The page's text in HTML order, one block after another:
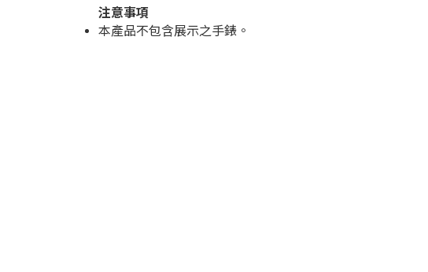
注意事項
本產品不包含展示之手錶。